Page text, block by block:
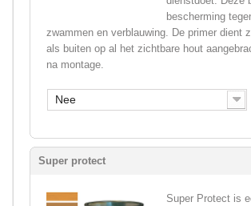
bescherming
zwammen en verblauwing. De primer dient
als buiten op al het zichtbare hout
na montage.
Nee
Super protect
Super Protect is